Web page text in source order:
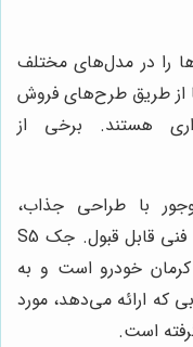
را در مدل‌های مختلف
از طریق طرح‌های فروش
هستند. برخی از
با طراحی جذاب،
امکانات رفاهی مناسب و عملکرد فنی قابل قبول. جک S5
خودرو است و به
که ارائه می‌دهد، مورد
است.